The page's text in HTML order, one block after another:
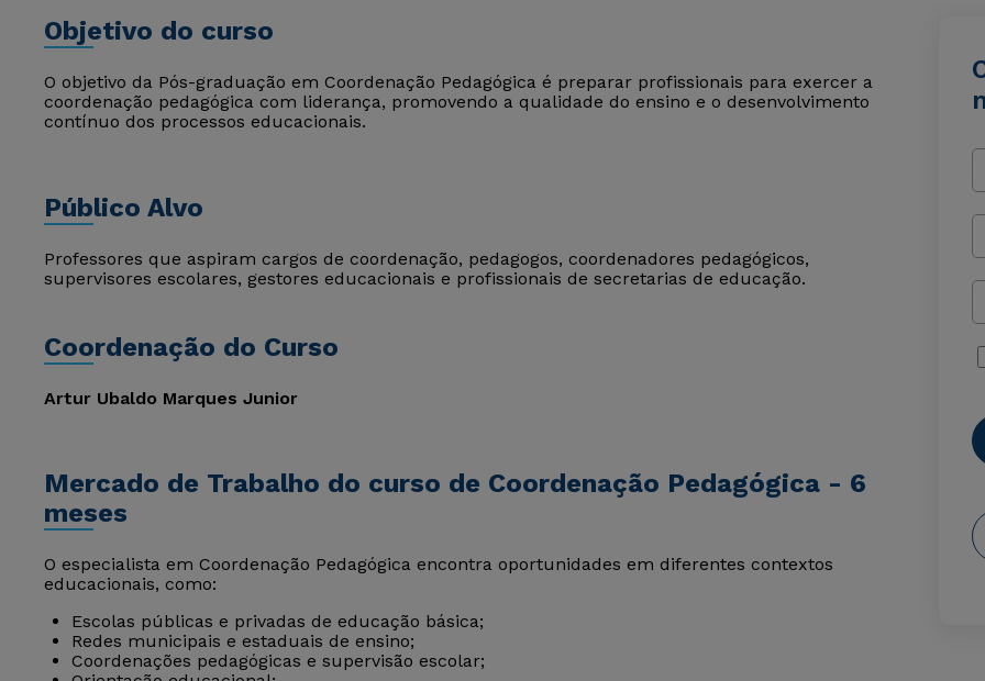
Objetivo do curso
O objetivo da Pós-graduação em Coordenação Pedagógica é preparar profissionais para exercer a
coordenação pedagógica com liderança, promovendo a qualidade do ensino e o desenvolvimento
contínuo dos processos educacionais.
Público Alvo
Professores que aspiram cargos de coordenação, pedagogos, coordenadores pedagógicos,
supervisores escolares, gestores educacionais e profissionais de secretarias de educação.
Coordenação do Curso
Artur Ubaldo Marques Junior
Mercado de Trabalho do curso de Coordenação Pedagógica - 6
meses
O especialista em Coordenação Pedagógica encontra oportunidades em diferentes contextos
educacionais, como:
Escolas públicas e privadas de educação básica;
Redes municipais e estaduais de ensino;
Coordenações pedagógicas e supervisão escolar;